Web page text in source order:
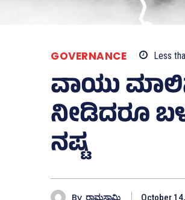
GOVERNANCE Less
ವಾಯು
ನೀಡಿದರೂ
ನಷ್ಟ
By ರಾಮಸ್ವಾಮಿ October